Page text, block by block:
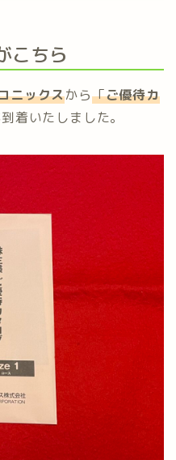
こちら
ニックスから「ご優待カ
着いたしました。